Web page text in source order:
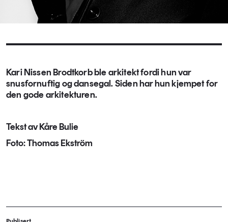
Kari Nissen Brodtkorb ble arkitekt fordi hun var
snusfornuftig og dansegal. Siden har hun kjempet for
den gode arkitekturen.
Tekst av Kåre Bulie
Foto: Thomas Ekström​